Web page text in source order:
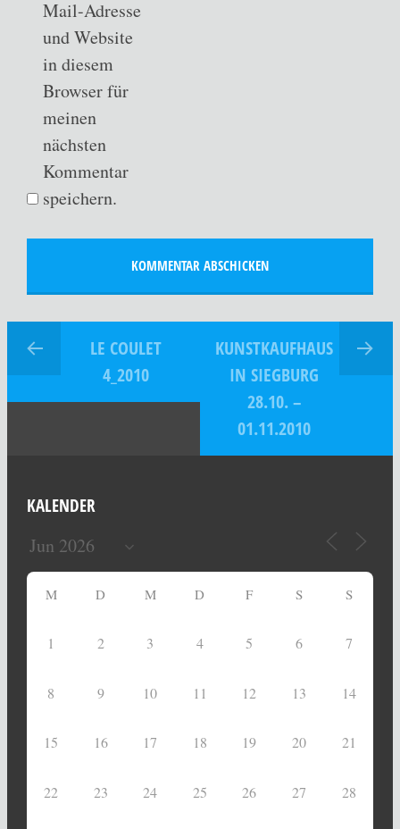
Mail-Adresse
und Website
in diesem
Browser für
meinen
nächsten
Kommentar
speichern.
LE COULET
4_2010
KUNSTKAUFHAUS
IN SIEGBURG
28.10. –
01.11.2010
KALENDER
M D M D F S S
1 2 3 4 5 6 7
8 9 10 11 12 13 14
15 16 17 18 19 20 21
22 23 24 25 26 27 28